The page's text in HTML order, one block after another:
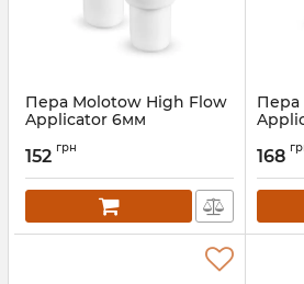
Пера Molotow High Flow
Applicator 6мм
152 грн
Пера
168